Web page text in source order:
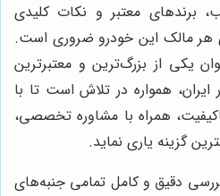
برندهای معتبر و نکات کلیدی
هر مالک این خودرو ضروری است.
یکی از بزرگ‌ترین و معتبرترین
همواره در تلاش است تا با
همراه با مشاوره تخصصی،
گزینه یاری نماید.
دقیق و کامل تمامی جنبه‌های